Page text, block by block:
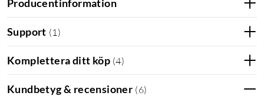
Utmärkelser
Mobil.se: "Soundcore Space One Pro – kompakta och prisvärda
hörlurar.”
Producentinformation
Support (1 )
Komplettera ditt köp (4)
Kundbetyg & recensioner (6)